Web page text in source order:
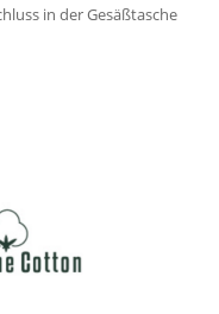
in der Gesäßtasche